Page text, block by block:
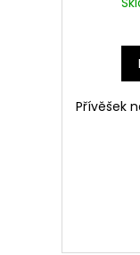
Přívěšek